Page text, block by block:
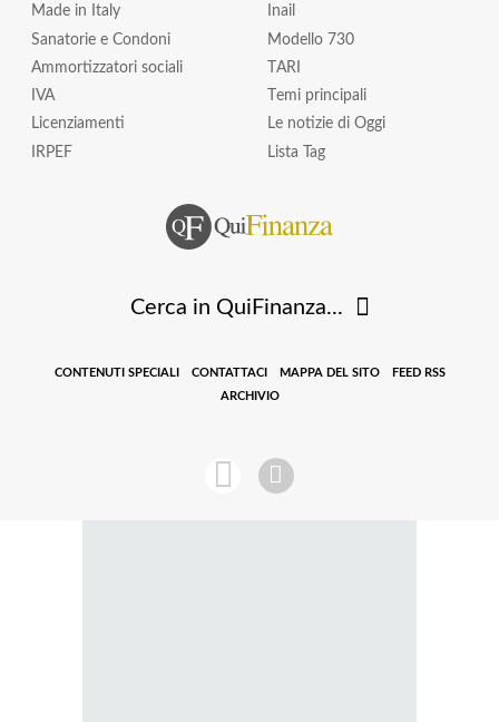
Made in Italy
Sanatorie e Condoni
Ammortizzatori sociali
IVA
Licenziamenti
IRPEF
Inail
Modello 730
TARI
Temi principali
Le notizie di Oggi
Lista Tag
Cerca in QuiFinanza...
CONTENUTI SPECIALI CONTATTACI MAPPA DEL SITO
FEED RSS
ARCHIVIO